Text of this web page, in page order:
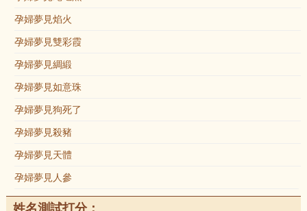
孕婦夢見焰火
孕婦夢見雙彩霞
孕婦夢見綢緞
孕婦夢見如意珠
孕婦夢見狗死了
孕婦夢見殺豬
孕婦夢見天體
孕婦夢見人參
姓名測試打分：